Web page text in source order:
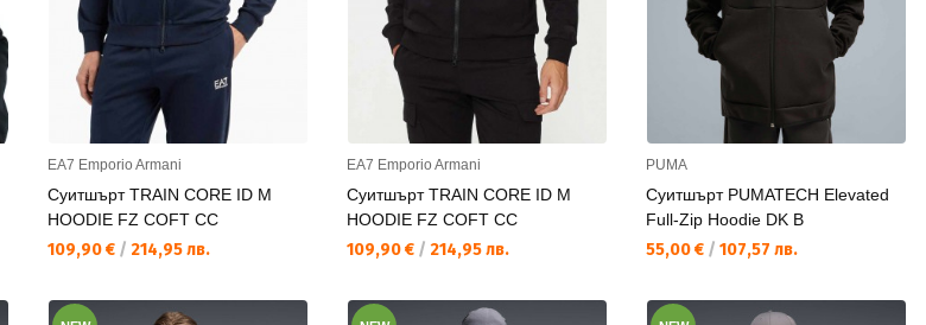
EA7 Emporio Armani
Суитшърт TRAIN CORE ID M
HOODIE FZ COFT CC
Текуща цена:
109,90 € / 214,95 лв.
EA7 Emporio Armani
Суитшърт TRAIN CORE ID M
HOODIE FZ COFT CC
Текуща цена:
109,90 € / 214,95 лв.
PUMA
Суитшърт PUMATECH Elevated
Full-Zip Hoodie DK B
Текуща цена:
55,00 € / 107,57 лв.